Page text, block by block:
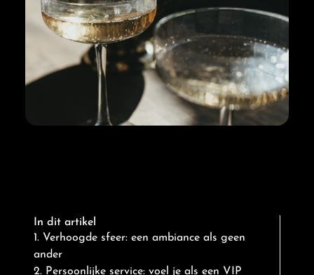
In dit artikel
1. Verhoogde sfeer: een ambiance als geen
ander
2. Persoonlijke service: voel je als een VIP